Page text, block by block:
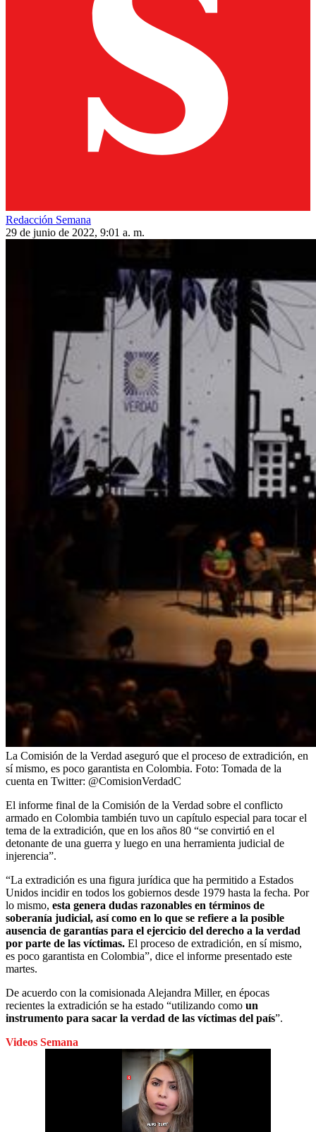
Redacción Semana
29 de junio de 2022, 9:01 a. m.
La Comisión de la Verdad aseguró que el proceso de extradición, en
sí mismo, es poco garantista en Colombia. Foto: Tomada de la
cuenta en Twitter: @ComisionVerdadC
El informe final de la Comisión de la Verdad sobre el conflicto
armado en Colombia también tuvo un capítulo especial para tocar el
tema de la extradición, que en los años 80 “se convirtió en el
detonante de una guerra y luego en una herramienta judicial de
injerencia”.
“La extradición es una figura jurídica que ha permitido a Estados
Unidos incidir en todos los gobiernos desde 1979 hasta la fecha. Por
lo mismo, esta genera dudas razonables en términos de
soberanía judicial, así como en lo que se refiere a la posible
ausencia de garantías para el ejercicio del derecho a la verdad
por parte de las víctimas. El proceso de extradición, en sí mismo,
es poco garantista en Colombia”, dice el informe presentado este
martes.
De acuerdo con la comisionada Alejandra Miller, en épocas
recientes la extradición se ha estado “utilizando como un
instrumento para sacar la verdad de las víctimas del país”.
Videos Semana